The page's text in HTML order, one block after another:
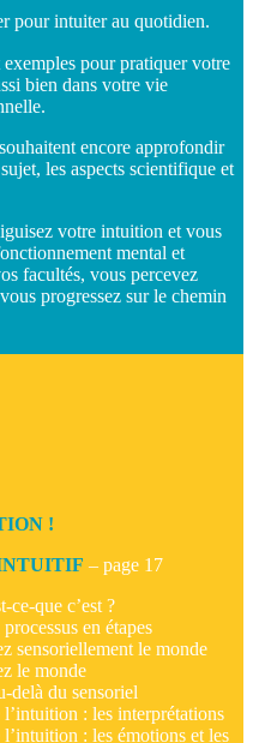
pour intuiter au quotidien.
pour pratiquer votre
bien dans votre vie
encore approfondir
les aspects scientifique et
votre intuition et vous
mental et
facultés, vous percevez
progressez sur le chemin
!
– page 17
ce-que c’est ?
en étapes
sensoriellement le monde
le monde
delà du sensoriel
: les interprétations
: les émotions et les